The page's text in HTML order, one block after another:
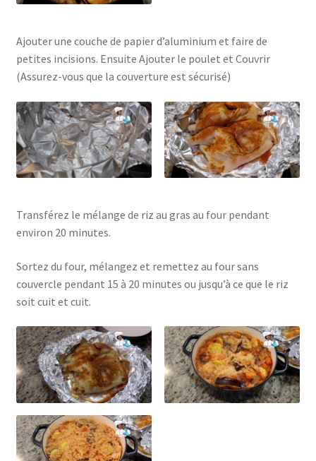
Ajouter une couche de papier d’aluminium et faire de
petites incisions. Ensuite Ajouter le poulet et Couvrir
(Assurez-vous que la couverture est sécurisé)
Transférez le mélange de riz au gras au four pendant
environ 20 minutes.
Sortez du four, mélangez et remettez au four sans
couvercle pendant 15 à 20 minutes ou jusqu’à ce que le riz
soit cuit et cuit.